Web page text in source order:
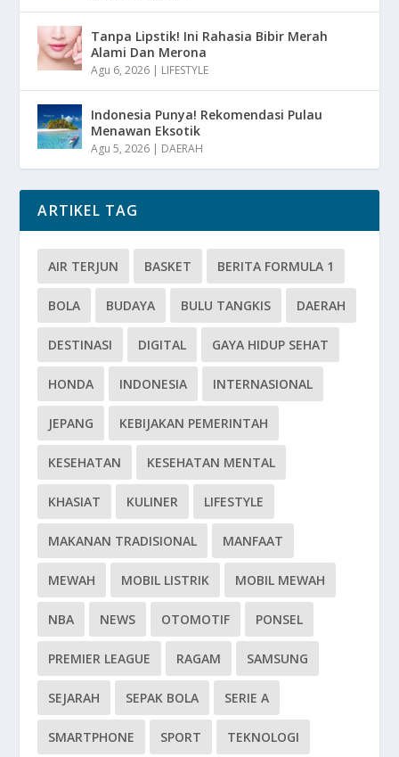
Tanpa Lipstik! Ini Rahasia Bibir Merah
Alami Dan Merona
Agu 6, 2026 | LIFESTYLE
Indonesia Punya! Rekomendasi Pulau
Menawan Eksotik
Agu 5, 2026 | DAERAH
ARTIKEL TAG
AIR TERJUN BASKET BERITA FORMULA 1
BOLA BUDAYA BULU TANGKIS DAERAH
DESTINASI DIGITAL GAYA HIDUP SEHAT
HONDA INDONESIA INTERNASIONAL
JEPANG KEBIJAKAN PEMERINTAH
KESEHATAN KESEHATAN MENTAL
KHASIAT KULINER LIFESTYLE
MAKANAN TRADISIONAL MANFAAT
MEWAH MOBIL LISTRIK MOBIL MEWAH
NBA NEWS OTOMOTIF PONSEL
PREMIER LEAGUE RAGAM SAMSUNG
SEJARAH SEPAK BOLA SERIE A
SMARTPHONE SPORT TEKNOLOGI